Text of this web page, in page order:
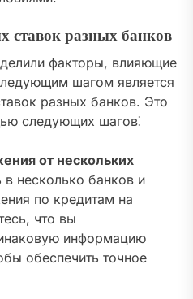
ставок разных банков
факторы, влияющие
шагом является
разных банков. Это
следующих шагов⁚
от нескольких
в несколько банков и
по кредитам на
что вы
информацию
обеспечить точное